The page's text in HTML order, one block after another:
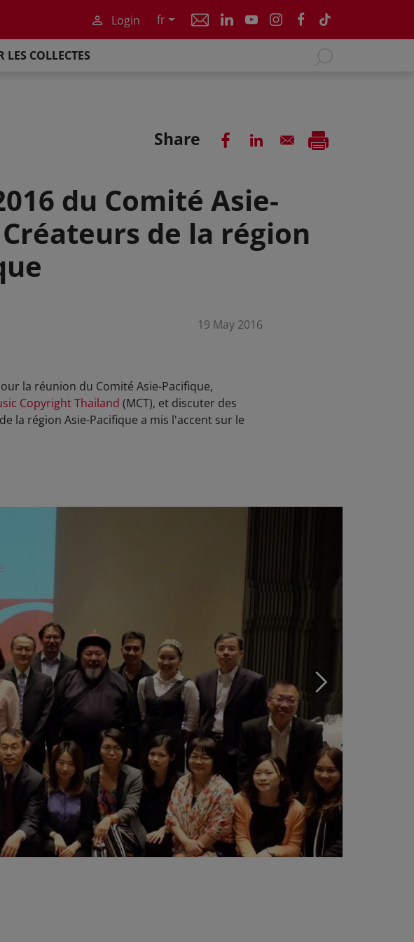
Login fr
LES COLLECTES
Share
du Comité Asie-
de la région
19 May 2016
la réunion du Comité Asie-Pacifique,
Copyright Thailand (MCT), et discuter des
la région Asie-Pacifique a mis l'accent sur le